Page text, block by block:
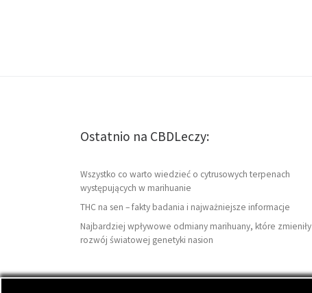
Ostatnio na CBDLeczy:
Wszystko co warto wiedzieć o cytrusowych terpenach
występujących w marihuanie
THC na sen – fakty badania i najważniejsze informacje
Najbardziej wpływowe odmiany marihuany, które zmieniły
rozwój światowej genetyki nasion